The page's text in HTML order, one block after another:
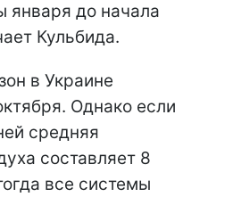
января до начала
Кульбида.
в Украине
Однако если
средняя
составляет 8
все системы